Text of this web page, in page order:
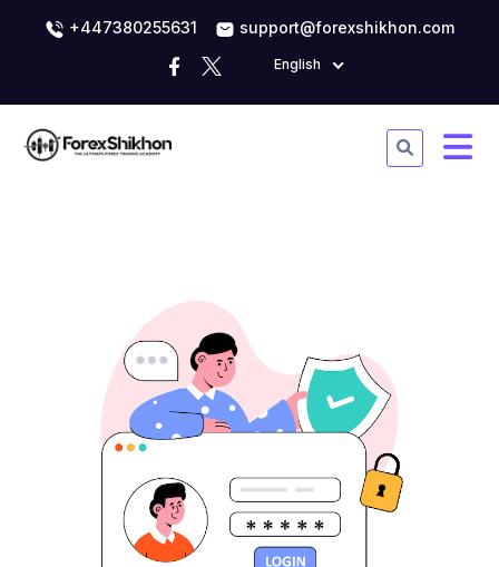
+447380255631 support@forexshikhon.com
English